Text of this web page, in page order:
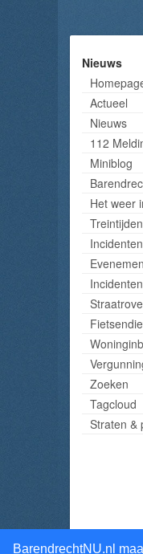
BarendrechtNU.nl
Nieuws
Actueel
Nieuws
112
Miniblog
Het weer
Incidenten
Zoeken
Tagcloud
Straten &